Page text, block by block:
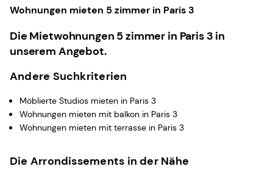
Wohnungen mieten 5 zimmer in Paris 3
Die Mietwohnungen 5 zimmer in Paris 3 in
unserem Angebot.
Andere Suchkriterien
Möblierte Studios mieten in Paris 3
Wohnungen mieten mit balkon in Paris 3
Wohnungen mieten mit terrasse in Paris 3
Die Arrondissements in der Nähe